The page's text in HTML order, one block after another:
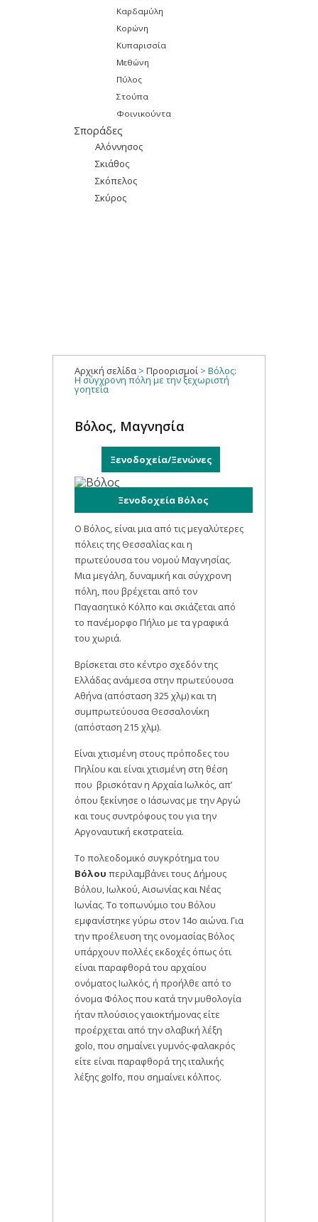
Καρδαμύλη
Κορώνη
Κυπαρισσία
Μεθώνη
Πύλος
Στούπα
Φοινικούντα
Σποράδες
Αλόννησος
Σκιάθος
Σκόπελος
Σκύρος
Αρχική σελίδα > Προορισμοί > Βόλος:
Η σύγχρονη πόλη με την ξεχωριστή
γοητεία
Βόλος, Μαγνησία
Ξενοδοχεία/Ξενώνες
Ξενοδοχεία Βόλος
Ο Βόλος, είναι μια από τις μεγαλύτερες
πόλεις της Θεσσαλίας και η
πρωτεύουσα του νομού Μαγνησίας.
Μια μεγάλη, δυναμική και σύγχρονη
πόλη, που βρέχεται από τον
Παγασητικό Κόλπο και σκιάζεται από
το πανέμορφο Πήλιο με τα γραφικά
του χωριά.
Βρίσκεται στο κέντρο σχεδόν της
Ελλάδας ανάμεσα στην πρωτεύουσα
Αθήνα (απόσταση 325 χλμ) και τη
συμπρωτεύουσα Θεσσαλονίκη
(απόσταση 215 χλμ).
Είναι χτισμένη στους πρόποδες του
Πηλίου και είναι χτισμένη στη θέση
που βρισκόταν η Αρχαία Ιωλκός, απ’
όπου ξεκίνησε ο Ιάσωνας με την Αργώ
και τους συντρόφους του για την
Αργοναυτική εκστρατεία.
Το πολεοδομικό συγκρότημα του
Βόλου περιλαμβάνει τους Δήμους
Βόλου, Ιωλκού, Αισωνίας και Νέας
Ιωνίας. Το τοπωνύμιο του Βόλου
εμφανίστηκε γύρω στον 14ο αιώνα. Για
την προέλευση της ονομασίας Βόλος
υπάρχουν πολλές εκδοχές όπως ότι
είναι παραφθορά του αρχαίου
ονόματος Ιωλκός, ή προήλθε από το
όνομα Φόλος που κατά την μυθολογία
ήταν πλούσιος γαιοκτήμονας είτε
προέρχεται από την σλαβική λέξη
golo, που σημαίνει γυμνός-φαλακρός
είτε είναι παραφθορά της ιταλικής
λέξης golfo, που σημαίνει κόλπος.